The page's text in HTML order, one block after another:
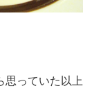
思っていた以上